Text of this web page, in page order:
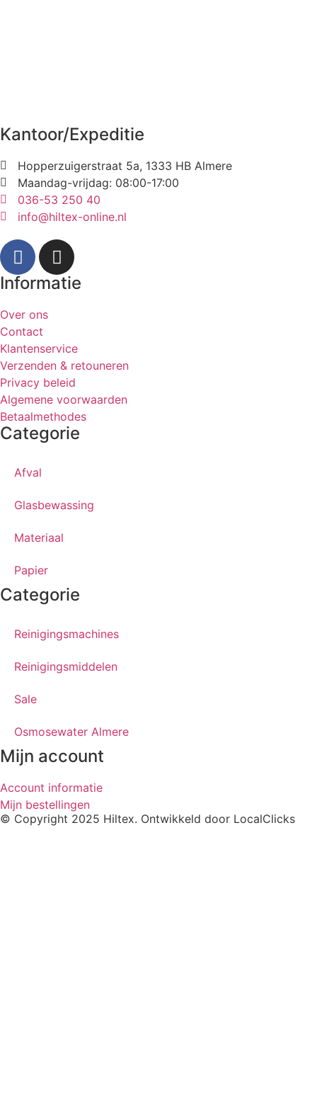
Kantoor/Expeditie
Hopperzuigerstraat 5a, 1333 HB Almere
Maandag-vrijdag: 08:00-17:00
036-53 250 40
info@hiltex-online.nl
Informatie
Over ons
Contact
Klantenservice
Verzenden & retouneren
Privacy beleid
Algemene voorwaarden
Betaalmethodes
Categorie
Afval
Glasbewassing
Materiaal
Papier
Categorie
Reinigingsmachines
Reinigingsmiddelen
Sale
Osmosewater Almere
Mijn account
Account informatie
Mijn bestellingen
© Copyright 2025 Hiltex. Ontwikkeld door LocalClicks